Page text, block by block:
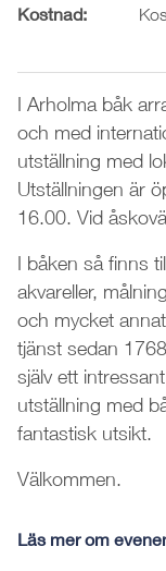
Kostnad:
I Arholma båk
och med
utställning med
Utställningen är
16.00. Vid
I båken så finns
akvareller,
och mycket
tjänst sedan
själv ett
utställning med
fantastisk utsikt.
Välkommen.
Läs mer om